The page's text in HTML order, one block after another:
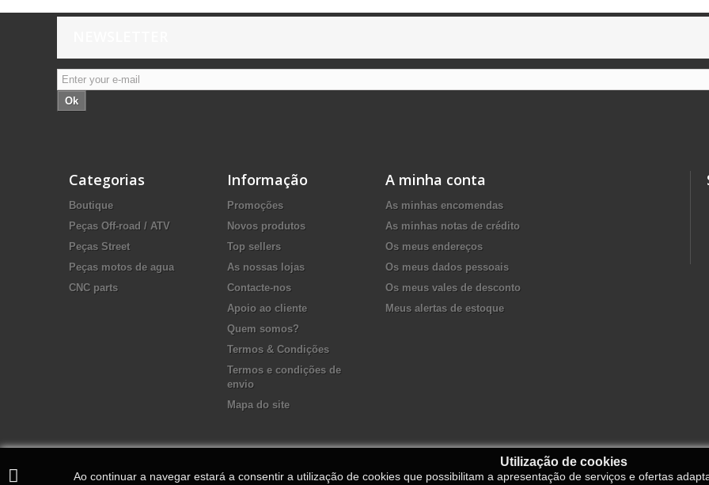
Ok
Categorias
Boutique
Peças Off-road / ATV
Peças Street
Peças motos de agua
CNC parts
Informação
Promoções
Novos produtos
Top sellers
As nossas lojas
Contacte-nos
Apoio ao cliente
Quem somos?
Termos & Condições
Termos e condições de
envio
Mapa do site
A minha conta
As minhas encomendas
As minhas notas de crédito
Os meus endereços
Os meus dados pessoais
Os meus vales de desconto
Meus alertas de estoque
Utilização de cookies
Ao continuar a navegar estará a consentir a utilização de cookies que possibilitam a apresentação de serviços e ofertas